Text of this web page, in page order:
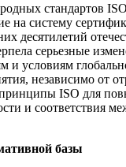
стандартов
на систему
десятилетий
серьезные
и условиям
независимо от
ISO для
и соответствия
базы